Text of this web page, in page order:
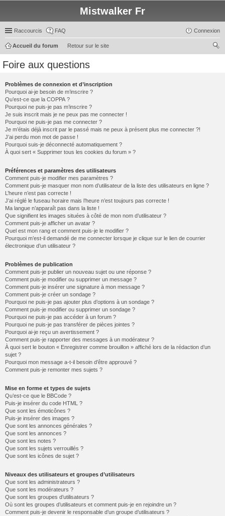
Mistwalker Fr
Raccourcis FAQ Connexion
Retour sur le site
Accueil du forum
Foire aux questions
Problèmes de connexion et d’inscription
Pourquoi ai-je besoin de m’inscrire ?
Qu’est-ce que la COPPA ?
Pourquoi ne puis-je pas m’inscrire ?
Je suis inscrit mais je ne peux pas me connecter !
Pourquoi ne puis-je pas me connecter ?
Je m’étais déjà inscrit par le passé mais ne peux à présent plus me connecter ?!
J’ai perdu mon mot de passe !
Pourquoi suis-je déconnecté automatiquement ?
À quoi sert « Supprimer tous les cookies du forum » ?
Préférences et paramètres des utilisateurs
Comment puis-je modifier mes paramètres ?
Comment puis-je masquer mon nom d’utilisateur de la liste des utilisateurs en ligne ?
L’heure n’est pas correcte !
J’ai réglé le fuseau horaire mais l’heure n’est toujours pas correcte !
Ma langue n’apparaît pas dans la liste !
Que signifient les images situées à côté de mon nom d’utilisateur ?
Comment puis-je afficher un avatar ?
Quel est mon rang et comment puis-je le modifier ?
Pourquoi m’est-il demandé de me connecter lorsque je clique sur le lien de courrier
électronique d’un utilisateur ?
Problèmes de publication
Comment puis-je publier un nouveau sujet ou une réponse ?
Comment puis-je modifier ou supprimer un message ?
Comment puis-je insérer une signature à mon message ?
Comment puis-je créer un sondage ?
Pourquoi ne puis-je pas ajouter plus d’options à un sondage ?
Comment puis-je modifier ou supprimer un sondage ?
Pourquoi ne puis-je pas accéder à un forum ?
Pourquoi ne puis-je pas transférer de pièces jointes ?
Pourquoi ai-je reçu un avertissement ?
Comment puis-je rapporter des messages à un modérateur ?
À quoi sert le bouton « Enregistrer comme brouillon » affiché lors de la rédaction d’un
sujet ?
Pourquoi mon message a-t-il besoin d’être approuvé ?
Comment puis-je remonter mes sujets ?
Mise en forme et types de sujets
Qu’est-ce que le BBCode ?
Puis-je insérer du code HTML ?
Que sont les émoticônes ?
Puis-je insérer des images ?
Que sont les annonces générales ?
Que sont les annonces ?
Que sont les notes ?
Que sont les sujets verrouillés ?
Que sont les icônes de sujet ?
Niveaux des utilisateurs et groupes d’utilisateurs
Que sont les administrateurs ?
Que sont les modérateurs ?
Que sont les groupes d’utilisateurs ?
Où sont les groupes d’utilisateurs et comment puis-je en rejoindre un ?
Comment puis-je devenir le responsable d’un groupe d’utilisateurs ?